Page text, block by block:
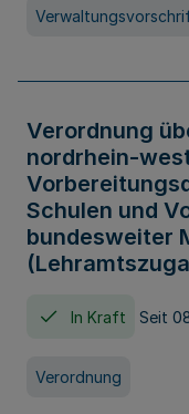
Verordnung
nordrhein-
Schulen und
bundesweiter
In Kraft Seit
Verordnung